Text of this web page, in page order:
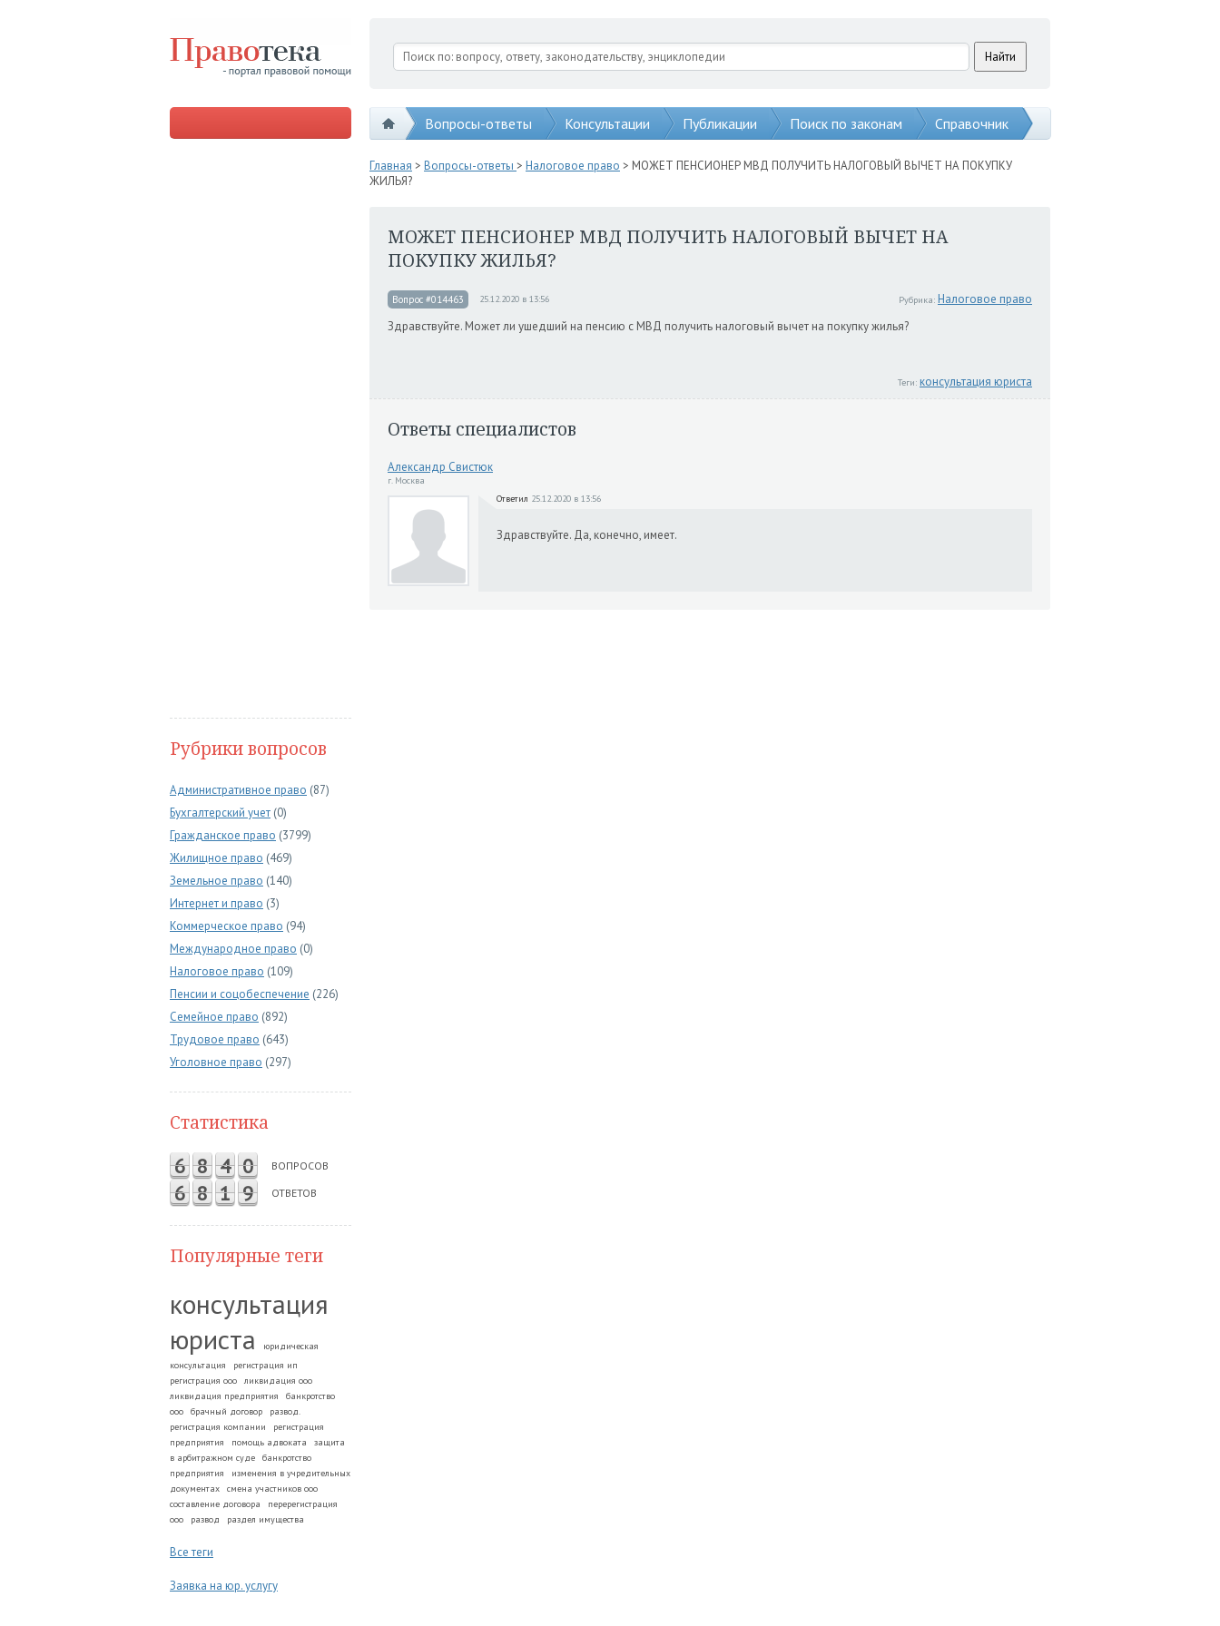
Вопросы-ответы Консультации Публикации Поиск по законам Справочник
Рубрики вопросов
Административное право (87)
Бухгалтерский учет (0)
Гражданское право (3799)
Жилищное право (469)
Земельное право (140)
Интернет и право (3)
Коммерческое право (94)
Международное право (0)
Налоговое право (109)
Пенсии и соцобеспечение (226)
Семейное право (892)
Трудовое право (643)
Уголовное право (297)
Статистика
6 8 4 0 ВОПРОСОВ
6 8 1 9 ОТВЕТОВ
Популярные теги
консультация
юриста
юридическая
консультация
регистрация ип
регистрация ооо
ликвидация ооо
ликвидация предприятия
банкротство
ооо
брачный договор
развод.
регистрация компании
регистрация
предприятия
помощь адвоката
защита
в арбитражном суде
банкротство
предприятия
изменения в учредительных
документах
смена участников ооо
составление договора
перерегистрация
ооо
развод раздел имущества
Все теги
Заявка на юр. услугу
Главная > Вопросы-ответы > Налоговое право > МОЖЕТ ПЕНСИОНЕР МВД ПОЛУЧИТЬ НАЛОГОВЫЙ ВЫЧЕТ НА ПОКУПКУ
ЖИЛЬЯ?
МОЖЕТ ПЕНСИОНЕР МВД ПОЛУЧИТЬ НАЛОГОВЫЙ ВЫЧЕТ НА
ПОКУПКУ ЖИЛЬЯ?
Вопрос #014463 25.12.2020 в 13:56 Рубрика: Налоговое право
Здравствуйте. Может ли ушедший на пенсию с МВД получить налоговый вычет на покупку жилья?
Теги: консультация юриста
Ответы специалистов
Александр Свистюк
г. Москва
Ответил 25.12.2020 в 13:56
Здравствуйте. Да, конечно, имеет.